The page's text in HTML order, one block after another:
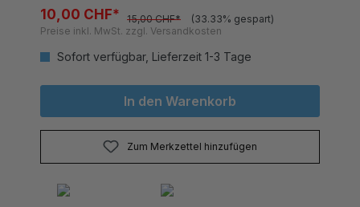
10,00 CHF* 15,00 CHF*
(33.33% gespart)
Preise inkl. MwSt. zzgl. Versandkosten
Sofort verfügbar, Lieferzeit 1-3 Tage
In den Warenkorb
Zum Merkzettel hinzufügen